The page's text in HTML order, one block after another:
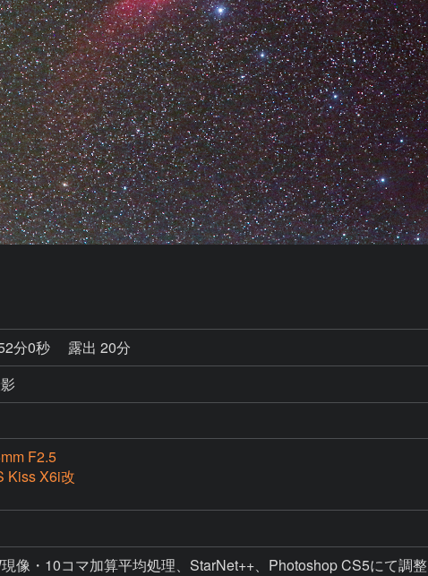
分0秒
露出 20分
F2.5
Kiss X6i改
像・10コマ加算平均処理、StarNet++、Photoshop CS5にて調整